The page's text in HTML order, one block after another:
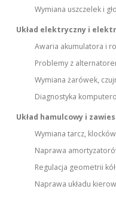
Wymiana uszczelek i
Układ elektryczny i
Awaria akumulatora i
Problemy z
Wymiana żarówek,
Diagnostyka
Układ hamulcowy i
Wymiana tarcz,
Naprawa
Regulacja geometrii kół
Naprawa układu